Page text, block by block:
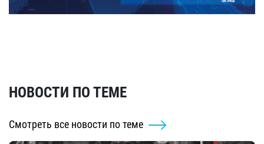
НОВОСТИ ПО ТЕМЕ
Смотреть все новости по теме